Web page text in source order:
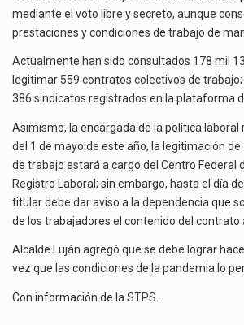
mediante el voto libre y secreto, aunque
prestaciones y condiciones de trabajo de
Actualmente han sido consultados 178 mil
legitimar 559 contratos colectivos de
386 sindicatos registrados en la plataforma
Asimismo, la encargada de la política laboral
del 1 de mayo de este año, la legitimación
de trabajo estará a cargo del Centro Federal
Registro Laboral; sin embargo, hasta el día
titular debe dar aviso a la dependencia que
de los trabajadores el contenido del contrato
Alcalde Luján agregó que se debe lograr
vez que las condiciones de la pandemia lo
Con información de la STPS